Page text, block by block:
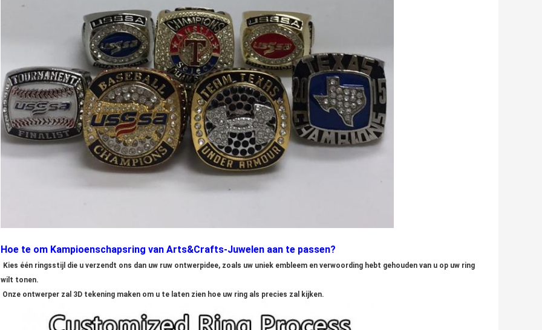
Hoe te om Kampioenschapsring van Arts&Crafts-Juwelen aan te passen?
Kies één ringsstijl die u verzendt ons dan uw ruw ontwerpidee, zoals uw uniek embleem en verwoording hebt gehouden van u op uw ring
wilt tonen.
Onze ontwerper zal 3D tekening maken om u te laten zien hoe uw ring als precies zal kijken.